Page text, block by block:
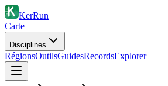
KerRun
Carte
Disciplines
RégionsOutilsGuidesRecordsExplorer